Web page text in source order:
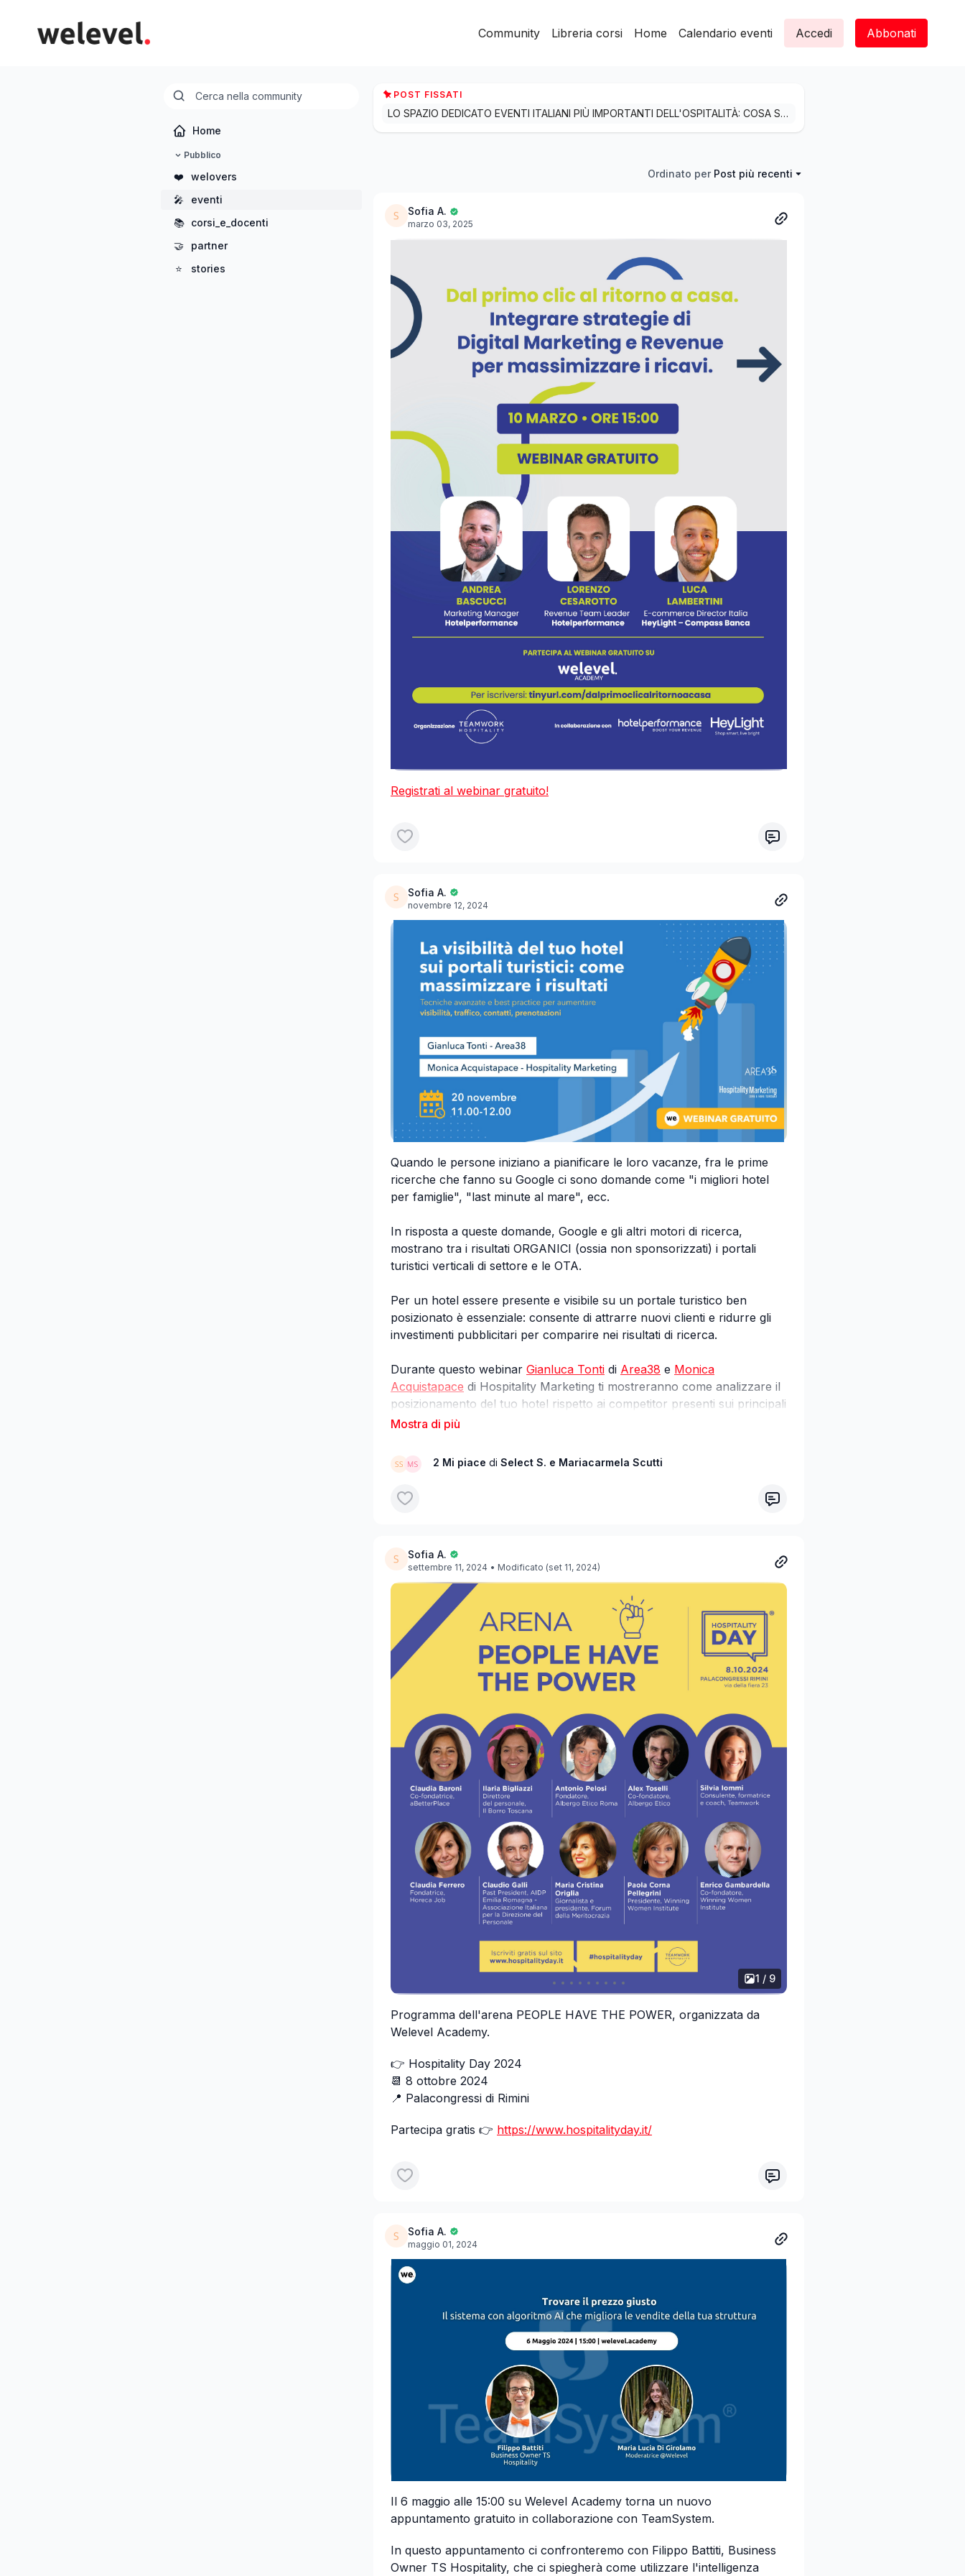
Community Libreria corsi Home Calendario eventi Accedi Abbonati
Home
Pubblico
❤️
welovers
🎤
eventi
📚
corsi_e_docenti
🤝
partner
⭐
stories
POST FISSATI
LO SPAZIO DEDICATO EVENTI ITALIANI PIÙ IMPORTANTI DELL'OSPITALITÀ: COSA SAPERE!Benvenuti nella sezione "Eventi" della nostra community, il vostro punto di riferimento per rimanere aggiornati su tutti gli imperdibili appuntamenti Teamwork Hospitality. Da conferenze a workshop, qui troverete tutte le novità e le informazioni su eventi imperdibili per la vostra crescita professionale. 🚀Non perdete l'opportunità di partecipare e connettervi con esperti di settore per potenziare le vostre conoscenze e cogliere nuove opportunità di crescita!
Ordinato per Post più recenti
Sofia A.
marzo 03, 2025
Registrati al webinar gratuito!
Sofia A.
novembre 12, 2024
Quando le persone iniziano a pianificare le loro vacanze, fra le prime
ricerche che fanno su Google ci sono domande come "i migliori hotel
per famiglie", "last minute al mare", ecc.
In risposta a queste domande, Google e gli altri motori di ricerca,
mostrano tra i risultati ORGANICI (ossia non sponsorizzati) i portali
turistici verticali di settore e le OTA.
Per un hotel essere presente e visibile su un portale turistico ben
posizionato è essenziale: consente di attrarre nuovi clienti e ridurre gli
investimenti pubblicitari per comparire nei risultati di ricerca.
Durante questo webinar Gianluca Tonti di Area38 e Monica
Acquistapace di Hospitality Marketing ti mostreranno come analizzare il
posizionamento del tuo hotel rispetto ai competitor presenti sui principali
portali turistici e ti offriranno consigli pratici per aumentare visibilità,
------------°-------------
🖥 Perché partecipare al webinar
consorzi alberghieri in Italia.
Scoprirai come migliorare la visibilità del tuo hotel tra i risultati di
ricerca dei portali turistici, posizionandoti davanti ai tuoi competitor e
raggiungendo più clienti con meno sforzo pubblicitario. Imparerai
a utilizzare al meglio i portali più influenti per attrarre contatti e
prenotazioni dirette.
Un'opportunità gratuita per ampliare il pubblico del tuo hotel e far
------------°-------------
👉 Come partecipare al webinar
📅 Data: 20 novembre 2024
🕒 Orario: 11:00 -12:00
Vai nella libreria corsi eregistratigratis
2 Mi piace di Select S. e Mariacarmela Scutti
Sofia A.
settembre 11, 2024 • Modificato (set 11, 2024)
1 / 9
Programma dell'arena PEOPLE HAVE THE POWER, organizzata da
Welevel Academy.
👉 Hospitality Day 2024
📆 8 ottobre 2024
📍 Palacongressi di Rimini
Partecipa gratis 👉 https://www.hospitalityday.it/
Sofia A.
maggio 01, 2024
Il 6 maggio alle 15:00 su Welevel Academy torna un nuovo
appuntamento gratuito in collaborazione con TeamSystem.
In questo appuntamento ci confronteremo con Filippo Battiti, Business
Owner TS Hospitality, che ci spiegherà come utilizzare l'intelligenza